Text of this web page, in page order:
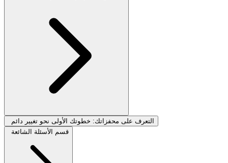
التعرف على محفزاتك: خطوتك الأولى نحو تغيير دائم
قسم الأسئلة الشائعة